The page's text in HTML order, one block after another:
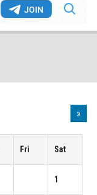
»
Fri Sat
1